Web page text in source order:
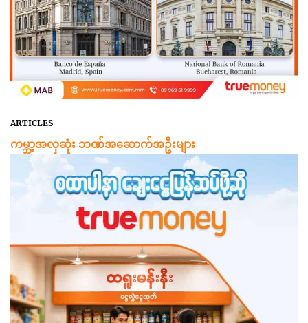
ARTICLES
ကမ္ဘာ့အလှဆုံး ဘဏ်အဆောက်အဦးများ